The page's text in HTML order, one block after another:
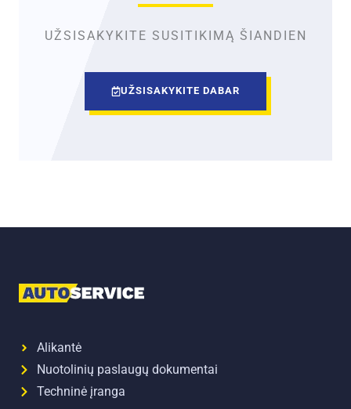
UŽSISAKYKITE SUSITIKIMĄ ŠIANDIEN
UŽSISAKYKITE DABAR
Alikantė
Nuotolinių paslaugų dokumentai
Techninė įranga